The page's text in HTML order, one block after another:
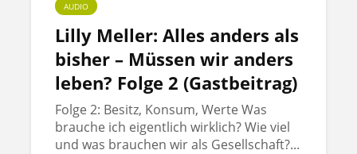
AUDIO
Lilly Meller: Alles anders als
bisher – Müssen wir anders
leben? Folge 2 (Gastbeitrag)
Folge 2: Besitz, Konsum, Werte Was
brauche ich eigentlich wirklich? Wie viel
und was brauchen wir als Gesellschaft?...